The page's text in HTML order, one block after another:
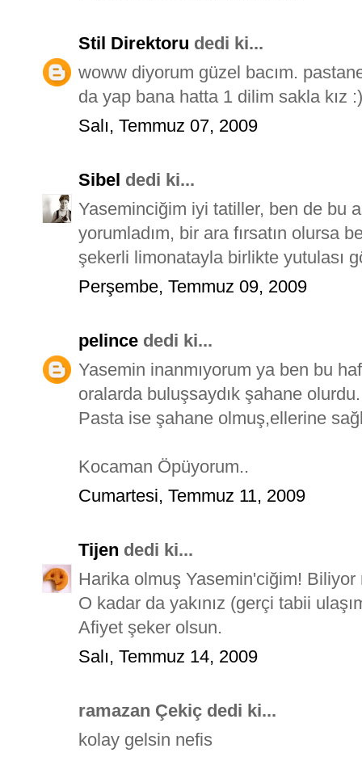
Stil Direktoru dedi ki...
woww diyorum güzel bacım.
da yap bana hatta 1 dilim sakla kız
Salı, Temmuz 07, 2009
Sibel dedi ki...
Yaseminciğim iyi tatiller, ben de bu
yorumladım, bir ara fırsatın olursa
şekerli limonatayla birlikte yutulası
Perşembe, Temmuz 09, 2009
pelince dedi ki...
Yasemin inanmıyorum ya ben bu
oralarda buluşsaydık şahane
Pasta ise şahane olmuş,ellerine
Kocaman Öpüyorum..
Cumartesi, Temmuz 11, 2009
Tijen dedi ki...
Harika olmuş Yasemin'ciğim!
O kadar da yakınız (gerçi tabii
Afiyet şeker olsun.
Salı, Temmuz 14, 2009
ramazan Çekiç dedi ki...
kolay gelsin nefis